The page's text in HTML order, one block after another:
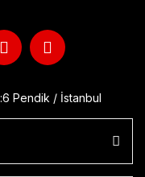
Pendik / İstanbul